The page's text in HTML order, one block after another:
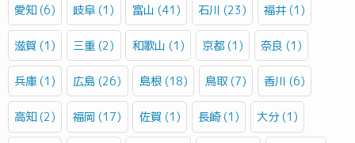
愛知 (6) 岐阜 (1) 富山 (41) 石川 (23) 福井 (1)
滋賀 (1) 三重 (2) 和歌山 (1) 京都 (1) 奈良 (1)
兵庫 (1) 広島 (26) 島根 (18) 鳥取 (7) 香川 (6)
高知 (2) 福岡 (17) 佐賀 (1) 長崎 (1) 大分 (1)